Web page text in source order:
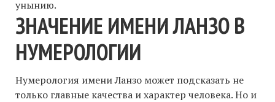
унынию.
ЗНАЧЕНИЕ ИМЕНИ ЛАНЗО В
НУМЕРОЛОГИИ
Нумерология имени Ланзо может подсказать не
только главные качества и характер человека. Но и